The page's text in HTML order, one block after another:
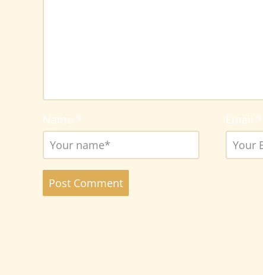
Name * Email *